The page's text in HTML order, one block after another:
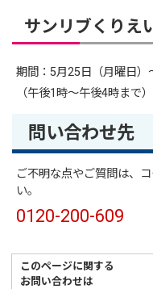
サンリブくりえ
期間：5月25日（月曜日）
（午後1時～午後4時まで）
問い合わせ先
ご不明な点やご質問は、
い。
0120-200-609
このページに関する
お問い合わせは